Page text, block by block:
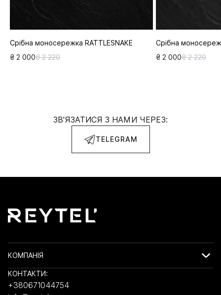
Срібна моносережка RATTLESNAKE
₴ 2 000₴ 2 220
Срібна
₴ 2 000₴ 2 220
ЗВ'ЯЗАТИСЯ З НАМИ ЧЕРЕЗ:
TELEGRAM
КОМПАНІЯ
КОНТАКТИ:
+380671044754